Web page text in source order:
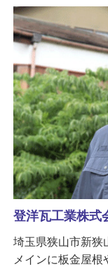
登洋瓦工業株式
埼玉県狭山市新狭
メインに板金屋根